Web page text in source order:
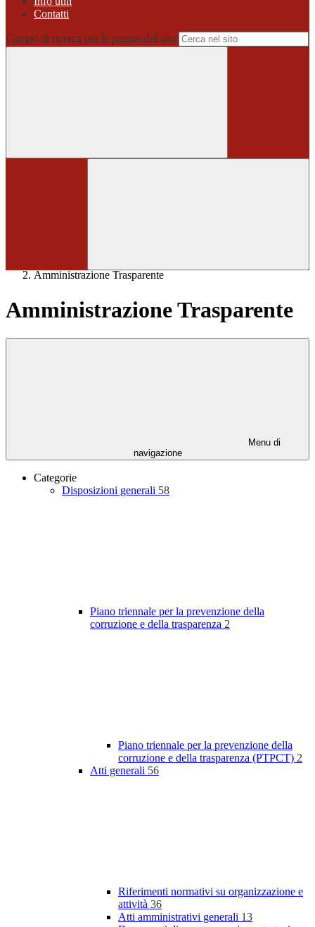
Contatti
Campo di ricerca per le pagine del sito
Amministrazione Trasparente
Amministrazione Trasparente
Menu di
navigazione
Categorie
Disposizioni generali 58
Piano triennale per la prevenzione della
corruzione e della trasparenza 2
Piano triennale per la prevenzione della
corruzione e della trasparenza (PTPCT) 2
Atti generali 56
Riferimenti normativi su organizzazione e
attività 36
Atti amministrativi generali 13